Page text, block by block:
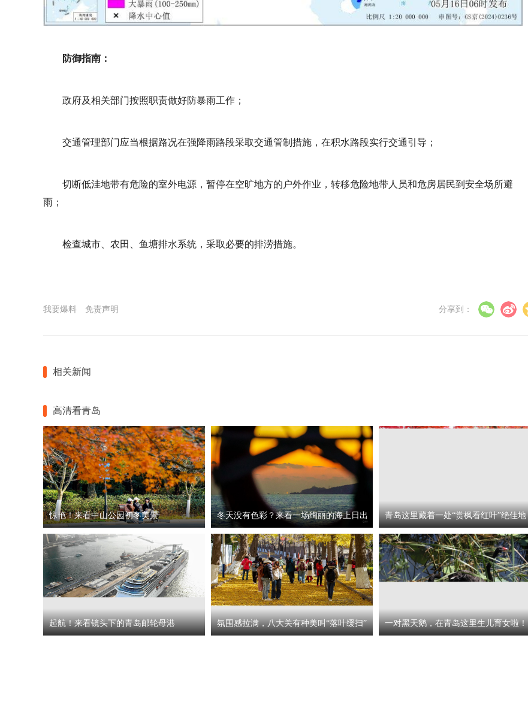
防御指南：
政府及相关部门按照职责做好防暴雨工作；
交通管理部门应当根据路况在强降雨路段采取交通管制措施，在积水路段实行交通引导；
切断低洼地带有危险的室外电源，暂停在空旷地方的户外作业，转移危险地带人员和危房居民到安全场所避
雨；
检查城市、农田、鱼塘排水系统，采取必要的排涝措施。
我要爆料 免责声明 分享到：
相关新闻
高清看青岛
惊艳！来看中山公园初冬美景 冬天没有色彩？来看一场绚丽的海上日出 青岛这里藏着一处“赏枫看红叶”绝佳地
起航！来看镜头下的青岛邮轮母港 氛围感拉满，八大关有种美叫“落叶缓扫” 一对黑天鹅，在青岛这里生儿育女啦！